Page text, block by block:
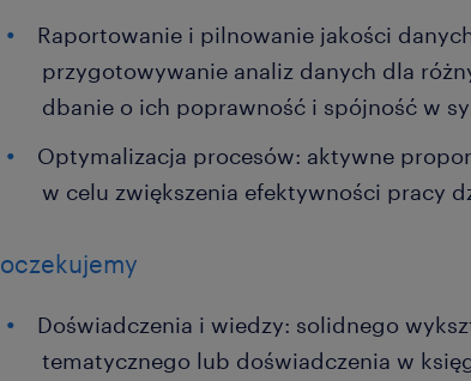
Raportowanie i pilnowanie jakości
przygotowywanie analiz danych dla
dbanie o ich poprawność i spójność w
Optymalizacja procesów: aktywne
w celu zwiększenia efektywności pracy
oczekujemy
Doświadczenia i wiedzy: solidnego
tematycznego lub doświadczenia w